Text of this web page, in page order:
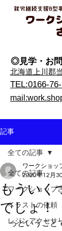
◎見学・​お
北海道上川郡
TEL:0166-
記事
全ての記事
ワークショップ
イラストの依頼
レジンアクセサ
全ての記事
もういく
でしょ！
ワークショッ
2020年12月
っということ